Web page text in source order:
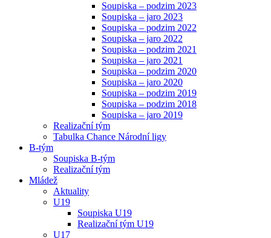
Soupiska – podzim 2023
Soupiska – jaro 2023
Soupiska – podzim 2022
Soupiska – jaro 2022
Soupiska – podzim 2021
Soupiska – jaro 2021
Soupiska – podzim 2020
Soupiska – jaro 2020
Soupiska – podzim 2019
Soupiska – podzim 2018
Soupiska – jaro 2019
Realizační tým
Tabulka Chance Národní ligy
B-tým
Soupiska B-tým
Realizační tým
Mládež
Aktuality
U19
Soupiska U19
Realizační tým U19
U17